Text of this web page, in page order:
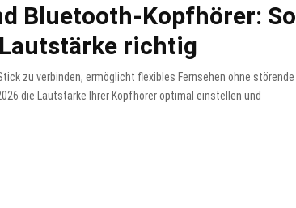
Bluetooth-Kopfhörer: So
richtig
zu verbinden, ermöglicht flexibles Fernsehen ohne störende
die Lautstärke Ihrer Kopfhörer optimal einstellen und